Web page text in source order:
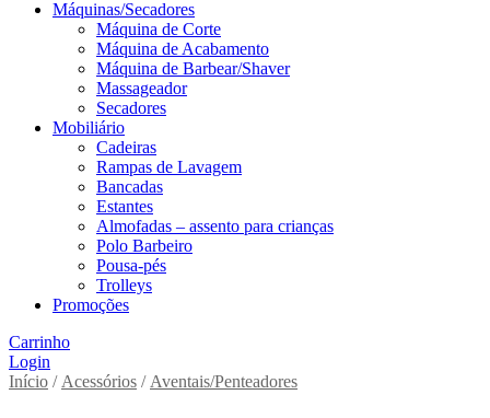
Máquinas/Secadores
Máquina de Corte
Máquina de Acabamento
Máquina de Barbear/Shaver
Massageador
Secadores
Mobiliário
Cadeiras
Rampas de Lavagem
Bancadas
Estantes
Almofadas – assento para crianças
Polo Barbeiro
Pousa-pés
Trolleys
Promoções
Carrinho
Login
Início / Acessórios / Aventais/Penteadores